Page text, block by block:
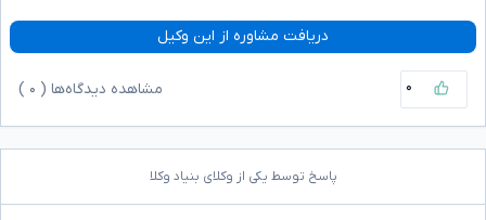
دریافت مشاوره از این وکیل
۰ مشاهده دیدگاه‌ها ( ۰
پاسخ توسط یکی از وکلای بنیاد وکلا